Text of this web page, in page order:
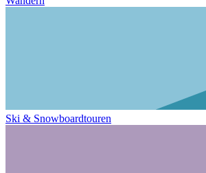
Ski & Snowboardtouren